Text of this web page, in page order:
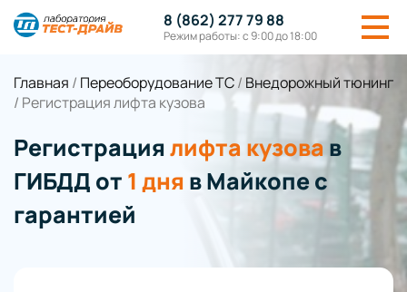
8 (862) 277 79 88
Режим работы: с 9:00 до 18:00
Главная / Переоборудование ТС/ Внедорожный тюнинг
/ Регистрация лифта кузова
Регистрация лифта кузова в
ГИБДД от 1 дня в Майкопе с
гарантией